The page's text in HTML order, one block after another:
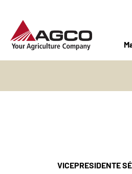
VICEPRESIDENTE